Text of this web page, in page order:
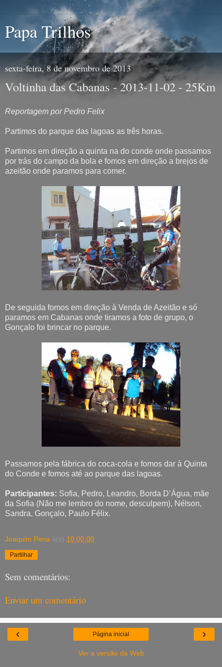
Papa Trilhos
sexta-feira, 8 de novembro de 2013
Voltinha das Cabanas - 2013-11-02 - 25Km
Reportagem por Pedro Felix
Partimos do parque das lagoas as três horas.
Partimos em direção a quinta na do conde onde passamos
por trás do campo da bola e fomos em direção a brejos de
azeitão onde paramos para comer.
De seguida fomos em direção à Venda de Azeitão e só
paramos em Cabanas onde tiramos a foto de grupo, o
Gonçalo foi brincar no parque.
Passamos pela fábrica do coca-cola e fomos dar à Quinta
do Conde e fomos até ao parque das lagoas.
Participantes: Sofia, Pedro, Leandro, Borda D’Água, mãe
da Sofia (Não me lembro do nome, desculpem), Nélson,
Sandra, Gonçalo, Paulo Félix.
Joaquim Pena à(s) 10:00:00
Partilhar
Sem comentários:
Enviar um comentário
‹ ›
Página inicial
Ver a versão da Web